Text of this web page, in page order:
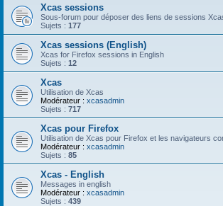
Xcas sessions
Sous-forum pour déposer des liens de sessions
Sujets : 177
Xcas sessions (English)
Xcas for Firefox sessions in English
Sujets : 12
Xcas
Utilisation de Xcas
Modérateur : xcasadmin
Sujets : 717
Xcas pour Firefox
Utilisation de Xcas pour Firefox et les navigateurs
Modérateur : xcasadmin
Sujets : 85
Xcas - English
Messages in english
Modérateur : xcasadmin
Sujets : 439